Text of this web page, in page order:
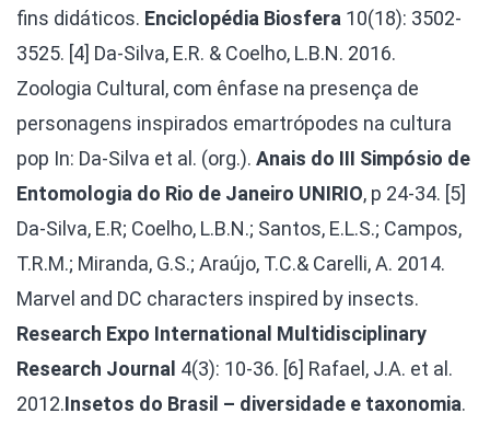
fins didáticos. Enciclopédia Biosfera 10(18): 3502-
3525. [4] Da-Silva, E.R. & Coelho, L.B.N. 2016.
Zoologia Cultural, com ênfase na presença de
personagens inspirados emartrópodes na cultura
pop In: Da-Silva et al. (org.). Anais do III Simpósio de
Entomologia do Rio de Janeiro UNIRIO, p 24-34. [5]
Da-Silva, E.R; Coelho, L.B.N.; Santos, E.L.S.; Campos,
T.R.M.; Miranda, G.S.; Araújo, T.C.& Carelli, A. 2014.
Marvel and DC characters inspired by insects.
Research Expo International Multidisciplinary
Research Journal 4(3): 10-36. [6] Rafael, J.A. et al.
2012.Insetos do Brasil – diversidade e taxonomia.